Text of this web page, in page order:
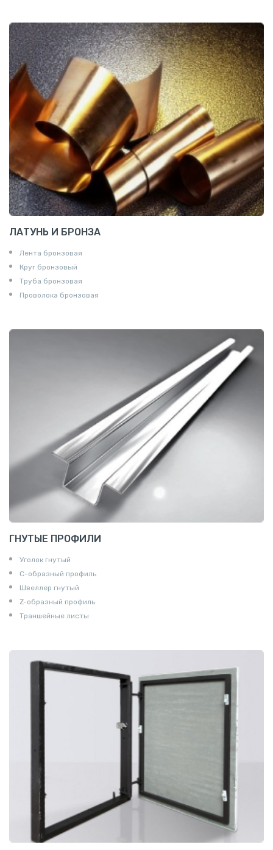
ЛАТУНЬ И БРОНЗА
Лента бронзовая
Круг бронзовый
Труба бронзовая
Проволока бронзовая
ГНУТЫЕ ПРОФИЛИ
Уголок гнутый
С-образный профиль
Швеллер гнутый
Z-образный профиль
Траншейные листы